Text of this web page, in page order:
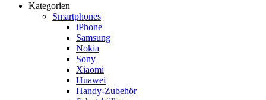
Kategorien
Smartphones
iPhone
Samsung
Nokia
Sony
Xiaomi
Huawei
Handy-Zubehör